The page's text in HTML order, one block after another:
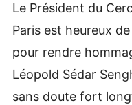
Le Président du
Paris est heureux
pour rendre
Léopold Sédar
sans doute fort